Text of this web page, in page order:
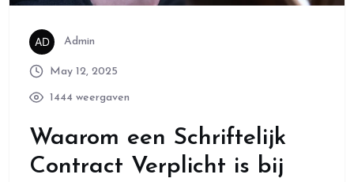
Admin
May 12, 2025
1444 weergaven
Waarom een Schriftelijk
Contract Verplicht is bij